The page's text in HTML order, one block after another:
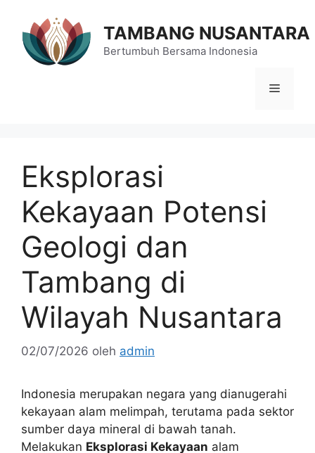
TAMBANG NUSANTARA
Bertumbuh Bersama Indonesia
Menu
Eksplorasi
Kekayaan Potensi
Geologi dan
Tambang di
Wilayah Nusantara
02/07/2026 oleh admin
Indonesia merupakan negara yang dianugerahi
kekayaan alam melimpah, terutama pada sektor
sumber daya mineral di bawah tanah.
Melakukan Eksplorasi Kekayaan alam